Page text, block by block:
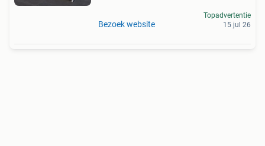
Bezoek website
Topadvertentie
15 jul 26